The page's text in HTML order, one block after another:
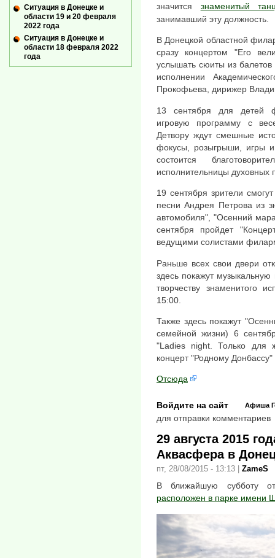
значится знаменитый
занимавший эту должность.
В Донецкой областной
сразу концертом "Его
услышать сюиты из балетов
исполнении
Прокофьева, дирижер
13 сентября для детей
игровую программу с
Детвору ждут смешные
фокусы, розыгрыши, игры
состоится
исполнительницы
19 сентября зрители
песни Андрея Петрова из
автомобиля", "Осенний
сентября пройдет
ведущими солистами
Раньше всех свои двери
здесь покажут
творчеству знаменитого
15:00.
Также здесь покажут
семейной жизни) 6
"Ladies night. Только для
концерт "Родному
Отсюда
Афиша
Войдите на сайт
для отправки комментариев
29 августа 2015
Аквасфера в
пт, 28/08/2015 - 13:13 ZameS
В ближайшую субботу
расположен в парке имени
Ситуация в Донецке и
области 19 и 20 февраля
2022 года
Ситуация в Донецке и
области 18 февраля 2022
года